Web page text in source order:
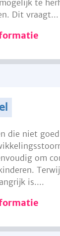
te
Dit vraagt...
die niet
om
is....